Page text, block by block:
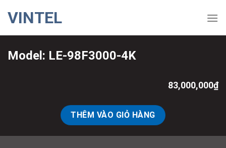
VINTEL
Model: LE-98F3000-4K
83,000,000₫
THÊM VÀO GIỎ HÀNG